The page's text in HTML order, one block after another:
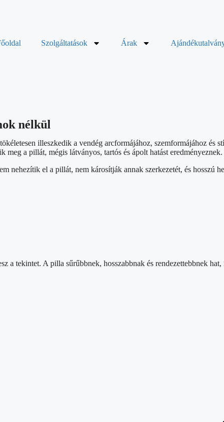
Szolgáltatások Árak
nélkül
illeszkedik a vendég arcformájához, szemformájához és
a pillát, mégis látványos, tartós és ápolt hatást eredményeznek.
el a pillát, nem károsítják annak szerkezetét, és hosszú
a tekintet. A pilla sűrűbbnek, hosszabbnak és rendezettebbnek